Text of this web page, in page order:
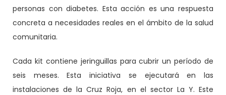
personas con diabetes. Esta acción es una respuesta
concreta a necesidades reales en el ámbito de la salud
comunitaria.
Cada kit contiene jeringuillas para cubrir un período de
seis meses. Esta iniciativa se ejecutará en las
instalaciones de la Cruz Roja, en el sector La Y. Este